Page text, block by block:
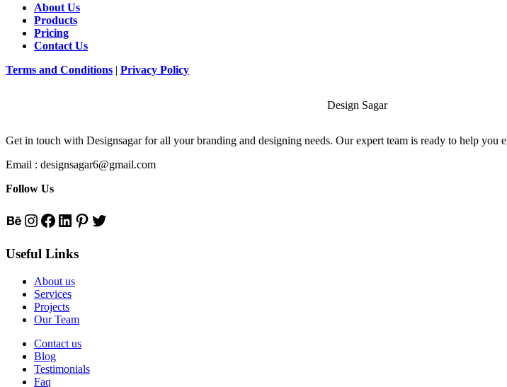
About Us
Products
Pricing
Contact Us
Terms and Conditions | Privacy Policy
Design Sagar
Get in touch with Designsagar for all your branding and designing needs. Our expert team is ready to help you
Email : designsagar6@gmail.com
Follow Us
Useful Links
About us
Services
Projects
Our Team
Contact us
Blog
Testimonials
Faq